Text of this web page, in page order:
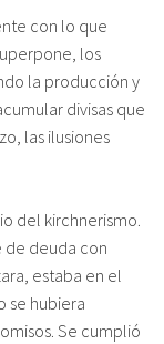
con lo que
los
la producción y
divisas que
las ilusiones
del kirchnerismo.
de deuda con
estaba en el
se hubiera
Se cumplió